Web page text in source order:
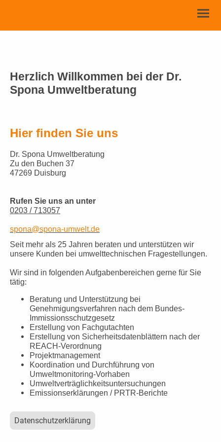
Herzlich Willkommen bei der Dr.
Spona Umweltberatung
Hier finden Sie uns
Dr. Spona Umweltberatung
Zu den Buchen 37
47269 Duisburg
Rufen Sie uns an unter
0203 / 713057
spona@spona-umwelt.de
Seit mehr als 25 Jahren beraten und unterstützen wir
unsere Kunden bei umwelttechnischen Fragestellungen.
Wir sind in folgenden Aufgabenbereichen gerne für Sie
tätig:
Beratung und Unterstützung bei
Genehmigungsverfahren nach dem Bundes-
Immissionsschutzgesetz
Erstellung von Fachgutachten
Erstellung von Sicherheitsdatenblättern nach der
REACH-Verordnung
Projektmanagement
Koordination und Durchführung von
Umweltmonitoring-Vorhaben
Umweltverträglichkeitsuntersuchungen
Emissionserklärungen / PRTR-Berichte
Datenschutzerklärung